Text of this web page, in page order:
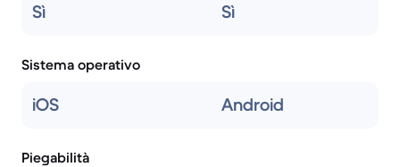
Sì Sì
Sistema operativo
iOS Android
Piegabilità